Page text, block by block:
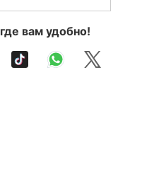
вам удобно!